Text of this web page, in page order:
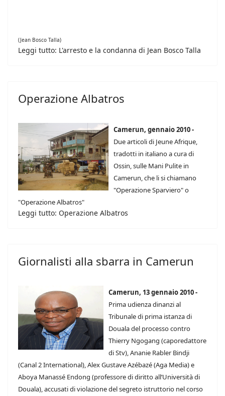
(Jean Bosco Talla)
Leggi tutto: L'arresto e la condanna di Jean Bosco Talla
Operazione Albatros
Camerun, gennaio 2010 -
Due articoli di Jeune Afrique,
tradotti in italiano a cura di
Ossin, sulle Mani Pulite in
Camerun, che li si chiamano
"Operazione Sparviero" o
"Operazione Albatros"
Leggi tutto: Operazione Albatros
Giornalisti alla sbarra in Camerun
Camerun, 13 gennaio 2010 -
Prima udienza dinanzi al
Tribunale di prima istanza di
Douala del processo contro
Thierry Ngogang (caporedattore
di Stv), Ananie Rabler Bindji
(Canal 2 International), Alex Gustave Azébazé (Aga Media) e
Aboya Manassé Endong (professore di diritto all’Università di
Douala), accusati di violazione del segreto istruttorio nel corso